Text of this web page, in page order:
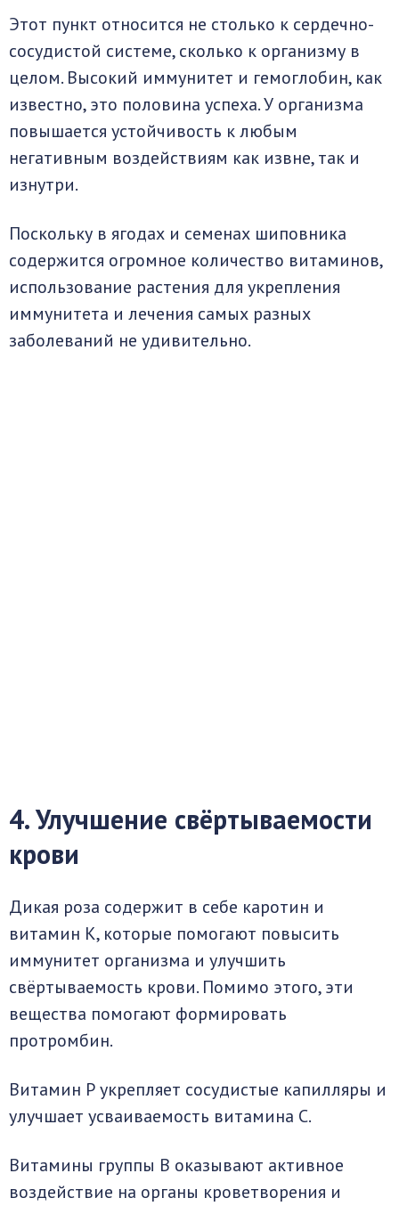
Этот пункт относится не столько к сердечно-
сосудистой системе, сколько к организму в
целом. Высокий иммунитет и гемоглобин, как
известно, это половина успеха. У организма
повышается устойчивость к любым
негативным воздействиям как извне, так и
изнутри.
Поскольку в ягодах и семенах шиповника
содержится огромное количество витаминов,
использование растения для укрепления
иммунитета и лечения самых разных
заболеваний не удивительно.
4. Улучшение свёртываемости
крови
Дикая роза содержит в себе каротин и
витамин К, которые помогают повысить
иммунитет организма и улучшить
свёртываемость крови. Помимо этого, эти
вещества помогают формировать
протромбин.
Витамин Р укрепляет сосудистые капилляры и
улучшает усваиваемость витамина С.
Витамины группы В оказывают активное
воздействие на органы кроветворения и